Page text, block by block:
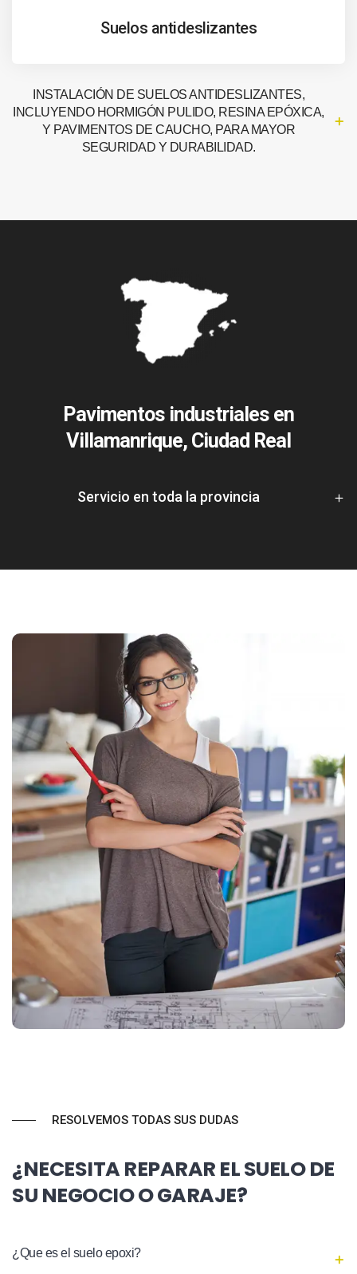
Suelos antideslizantes
INSTALACIÓN DE SUELOS ANTIDESLIZANTES,
INCLUYENDO HORMIGÓN PULIDO, RESINA EPÓXICA,
Y PAVIMENTOS DE CAUCHO, PARA MAYOR
SEGURIDAD Y DURABILIDAD.
Pavimentos industriales en
Villamanrique, Ciudad Real
Servicio en toda la provincia
RESOLVEMOS TODAS SUS DUDAS
¿NECESITA REPARAR EL SUELO DE
SU NEGOCIO O GARAJE?
¿Que es el suelo epoxi?